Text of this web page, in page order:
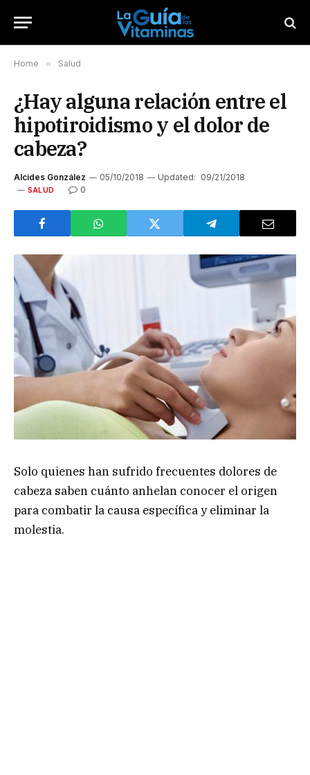
Home » Salud
¿Hay alguna relación entre el
hipotiroidismo y el dolor de
cabeza?
Alcides González 05/10/2018 Updated: 09/21/2018
SALUD 0
Solo quienes han sufrido frecuentes dolores de
cabeza saben cuánto anhelan conocer el origen
para combatir la causa específica y eliminar la
molestia.